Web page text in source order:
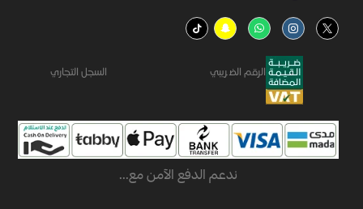
الرقم الضريبي السجل التجاري
ندعم الدفع الآمن مع...